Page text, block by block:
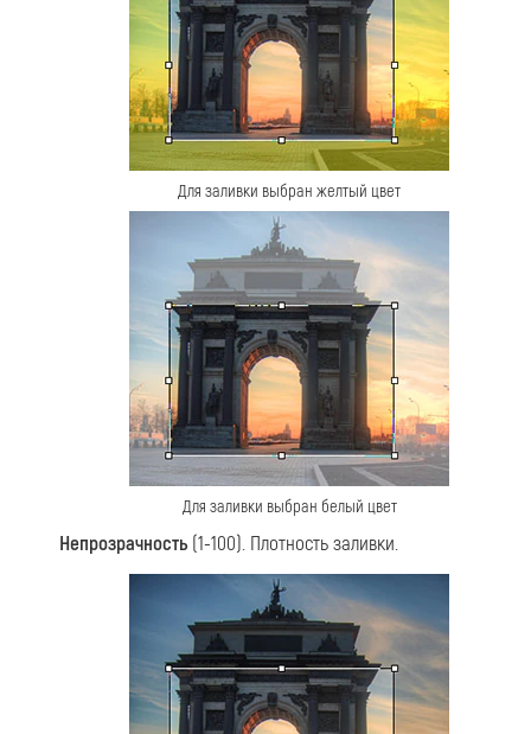
Для заливки выбран желтый цвет
Для заливки выбран белый цвет
Непрозрачность (1-100). Плотность заливки.